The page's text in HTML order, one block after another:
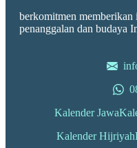
berkomitmen memberikan
penanggalan dan budaya
Kalender Jawa
Kalender Hijriyah